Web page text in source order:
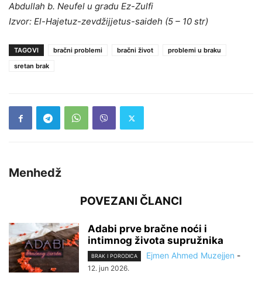
Abdullah b. Neufel u gradu Ez-Zulfi
Izvor: El-Hajetuz-zevdžijjetus-saideh (5 – 10 str)
TAGOVI bračni problemi bračni život
problemi u braku
sretan brak
Menhedž
POVEZANI ČLANCI
Adabi prve bračne noći i
intimnog života supružnika
BRAK I PORODICA Ejmen Ahmed Muzejjen -
12. jun 2026.